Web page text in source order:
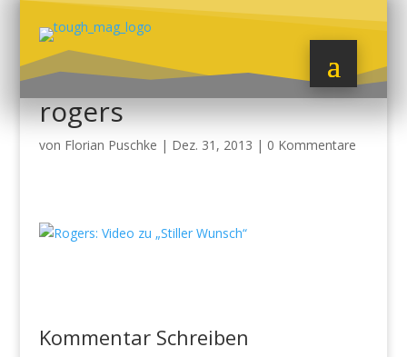
rogers
von Florian Puschke | Dez. 31, 2013 | 0 Kommentare
Kommentar Schreiben